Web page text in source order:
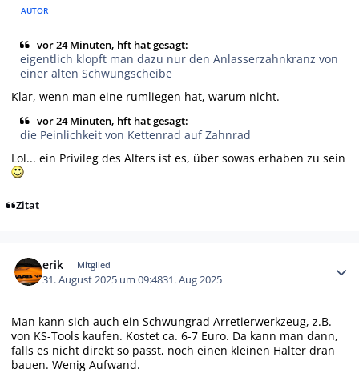
AUTOR
vor 24 Minuten, hft hat gesagt:
eigentlich klopft man dazu nur den Anlasserzahnkranz von
einer alten Schwungscheibe
Klar, wenn man eine rumliegen hat, warum nicht.
vor 24 Minuten, hft hat gesagt:
die Peinlichkeit von Kettenrad auf Zahnrad
Lol... ein Privileg des Alters ist es, über sowas erhaben zu sein
Zitat
erik Mitglied
31. August 2025 um 09:4831. Aug 2025
Man kann sich auch ein Schwungrad Arretierwerkzeug, z.B.
von KS-Tools kaufen. Kostet ca. 6-7 Euro. Da kann man dann,
falls es nicht direkt so passt, noch einen kleinen Halter dran
bauen. Wenig Aufwand.